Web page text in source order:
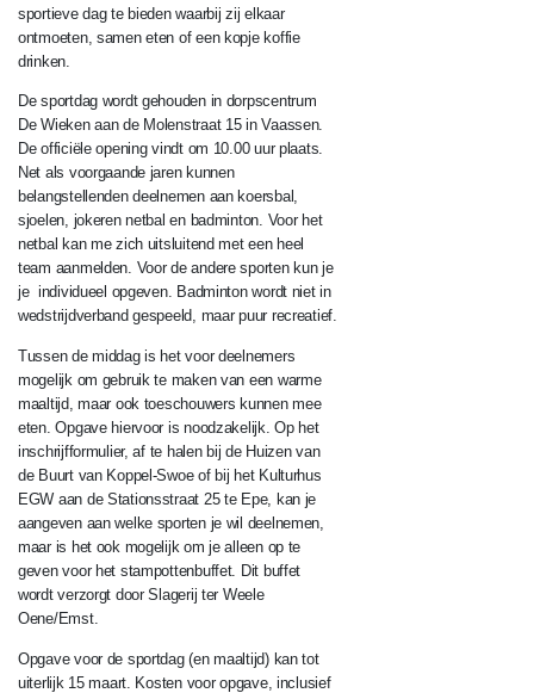
sportieve dag te bieden waarbij zij elkaar
ontmoeten, samen eten of een kopje koffie
drinken.
De sportdag wordt gehouden in dorpscentrum
De Wieken aan de Molenstraat 15 in Vaassen.
De officiële opening vindt om 10.00 uur plaats.
Net als voorgaande jaren kunnen
belangstellenden deelnemen aan koersbal,
sjoelen, jokeren netbal en badminton. Voor het
netbal kan me zich uitsluitend met een heel
team aanmelden. Voor de andere sporten kun je
je individueel opgeven. Badminton wordt niet in
wedstrijdverband gespeeld, maar puur recreatief.
Tussen de middag is het voor deelnemers
mogelijk om gebruik te maken van een warme
maaltijd, maar ook toeschouwers kunnen mee
eten. Opgave hiervoor is noodzakelijk. Op het
inschrijfformulier, af te halen bij de Huizen van
de Buurt van Koppel-Swoe of bij het Kulturhus
EGW aan de Stationsstraat 25 te Epe, kan je
aangeven aan welke sporten je wil deelnemen,
maar is het ook mogelijk om je alleen op te
geven voor het stampottenbuffet. Dit buffet
wordt verzorgt door Slagerij ter Weele
Oene/Emst.
Opgave voor de sportdag (en maaltijd) kan tot
uiterlijk 15 maart. Kosten voor opgave, inclusief